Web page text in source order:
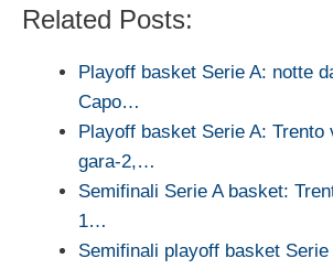
Related Posts:
Playoff basket Serie A: notte
Capo…
Playoff basket Serie A: Trento
gara-2,…
Semifinali Serie A basket:
1…
Semifinali playoff basket Serie